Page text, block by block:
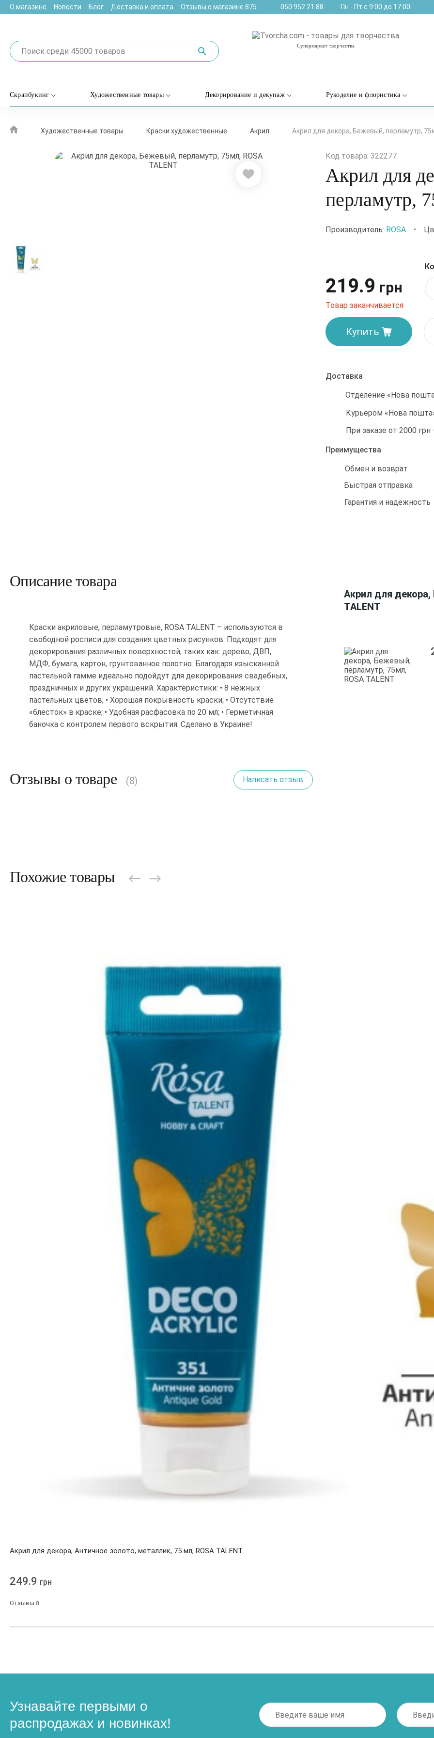
О магазине Новости Блог Доставка и оплата Отзывы о магазине 875 050 952 21 88 Пн - Пт с 9:00 до 17:00
Супермаркет творчества
Скрапбукинг Художественные товары Декорирование и декупаж Рукоделие и флористика
Художественные товары Краски художественные Акрил Акрил для декора, Бежевый, перламутр,
Код товара: 322277
Акрил для
перламутр,
Производитель: ROSA •
219.9 грн
Товар заканчивается
Купить
Доставка
Отделение «Нова
Курьером «Нова
При заказе от 2000 грн
Преимущества
Обмен и возврат
Быстрая отправка
Гарантия и надежность
Описание товара
Краски акриловые, перламутровые, ROSA TALENT – используются в
свободной росписи для создания цветных рисунков. Подходят для
декорирования различных поверхностей, таких как: дерево, ДВП,
МДФ, бумага, картон, грунтованное полотно. Благодаря изысканной
пастельной гамме идеально подойдут для декорирования свадебных,
праздничных и других украшений. Характеристики: • 8 нежных
пастельных цветов; • Хорошая покрывность краски; • Отсутствие
«блесток» в краске; • Удобная расфасовка по 20 мл; • Герметичная
баночка с контролем первого вскрытия. Сделано в Украине!
Отзывы о товаре (8) Написать отзыв
Акрил для
TALENT
Похожие товары
Акрил для декора, Античное золото, металлик, 75 мл, ROSA TALENT
249.9 грн
Отзывы 8
Узнавайте первыми о
распродажах и новинках!